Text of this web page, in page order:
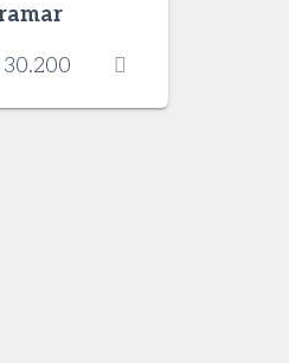
30.200Price
$ 9.400